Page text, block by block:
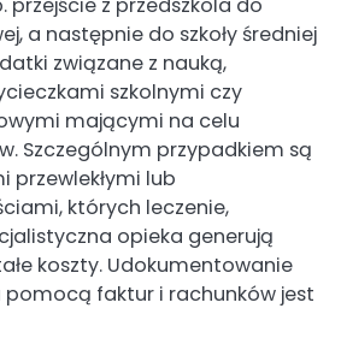
a następnie do szkoły średniej
związane z nauką,
szkolnymi czy
mającymi na celu
Szczególnym przypadkiem są
przewlekłymi lub
których leczenie,
opieka generują
koszty. Udokumentowanie
faktur i rachunków jest